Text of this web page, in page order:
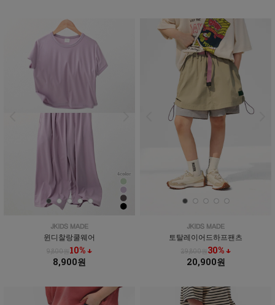
윈디찰랑쿨웨어
9,800원10% ↓
8,900원
토탈레이어드하프팬츠
29,800원30% ↓
20,900원